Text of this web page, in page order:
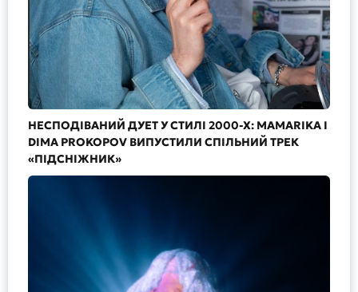
НЕСПОДІВАНИЙ ДУЕТ У СТИЛІ 2000-Х: MAMARIKA І
DIMA PROKOPOV ВИПУСТИЛИ СПІЛЬНИЙ ТРЕК
«ПІДСНІЖНИК»